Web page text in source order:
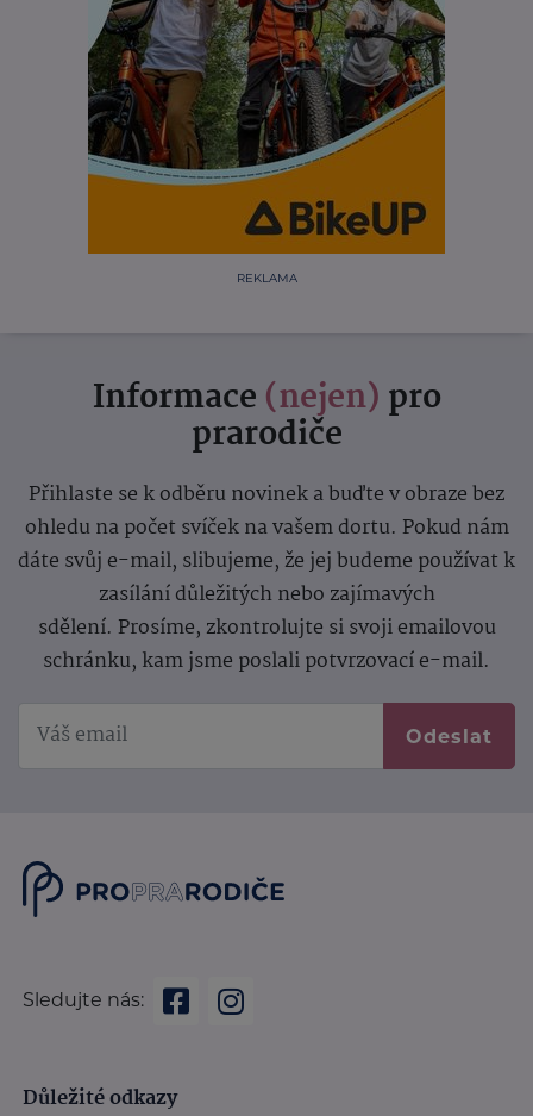
REKLAMA
Informace (nejen) pro
prarodiče
Přihlaste se k odběru novinek a buďte v obraze bez
ohledu na počet svíček na vašem dortu. Pokud nám
dáte svůj e-mail, slibujeme, že jej budeme používat k
zasílání důležitých nebo zajímavých
sdělení. Prosíme, zkontrolujte si svoji emailovou
schránku, kam jsme poslali potvrzovací e-mail.
Odeslat
Sledujte nás:
Důležité odkazy